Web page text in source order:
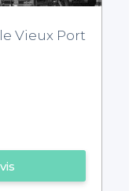
Vieux Port